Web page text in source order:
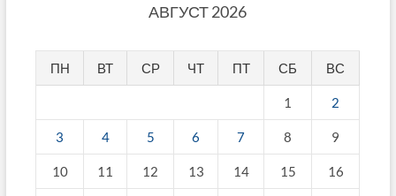
АВГУСТ 2026
ПН ВТ СР ЧТ ПТ СБ ВС
1 2
3 4 5 6 7 8 9
10 11 12 13 14 15 16